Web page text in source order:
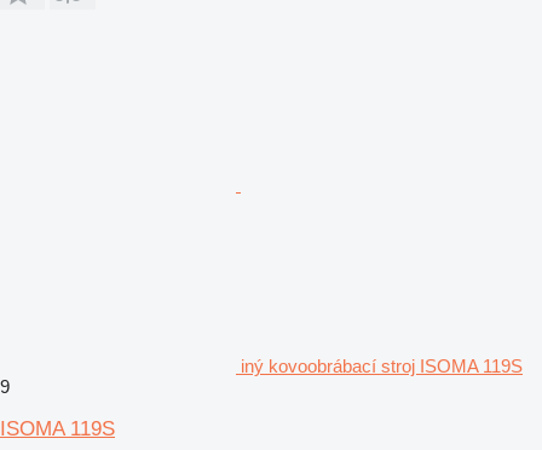
iný kovoobrábací stroj ISOMA 119S
9
ISOMA 119S